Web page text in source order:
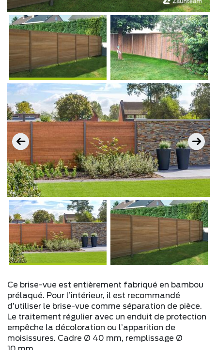
Ce brise-vue est entièrement fabriqué en bambou
prélaqué. Pour l’intérieur, il est recommandé
d’utiliser le brise-vue comme séparation de pièce.
Le traitement régulier avec un enduit de protection
empêche la décoloration ou l’apparition de
moisissures. Cadre Ø 40 mm, remplissage Ø